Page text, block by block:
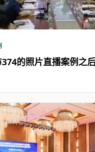
的照片直播案例之